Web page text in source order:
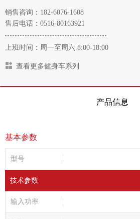
销售咨询：182-6076-1608
售后电话：0516-80163921
上班时间：周一至周六 8:00-18:00
查看更多健身车系列
产品信息
基本参数
型号
技术参数
输入功率